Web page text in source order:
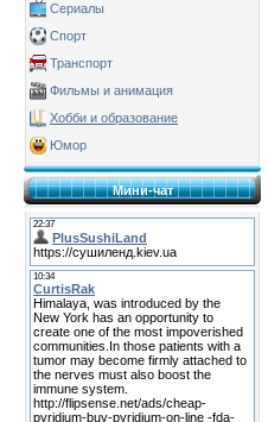
Сериалы
Спорт
Транспорт
Фильмы и анимация
Хобби и образование
Юмор
Мини-чат